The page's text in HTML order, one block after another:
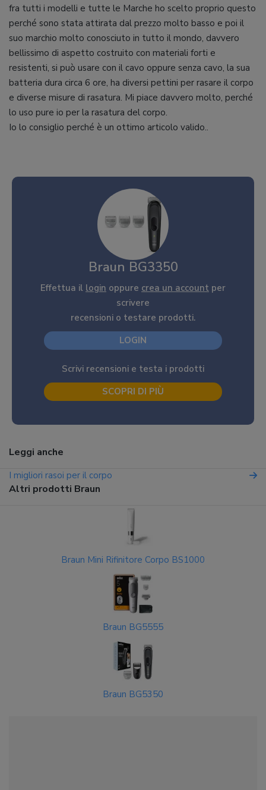
fra tutti i modelli e tutte le Marche ho scelto proprio questo
perché sono stata attirata dal prezzo molto basso e poi il
suo marchio molto conosciuto in tutto il mondo, davvero
bellissimo di aspetto costruito con materiali forti e
resistenti, si può usare con il cavo oppure senza cavo, la sua
batteria dura circa 6 ore, ha diversi pettini per rasare il corpo
e diverse misure di rasatura. Mi piace davvero molto, perché
lo uso pure io per la rasatura del corpo.
Io lo consiglio perché è un ottimo articolo valido..
Braun BG3350
Effettua il login oppure crea un account per
scrivere
recensioni o testare prodotti.
LOGIN
Scrivi recensioni e testa i prodotti
SCOPRI DI PIÙ
Leggi anche
I migliori rasoi per il corpo
Altri prodotti Braun
Braun Mini Rifinitore Corpo BS1000
Braun BG5555
Braun BG5350